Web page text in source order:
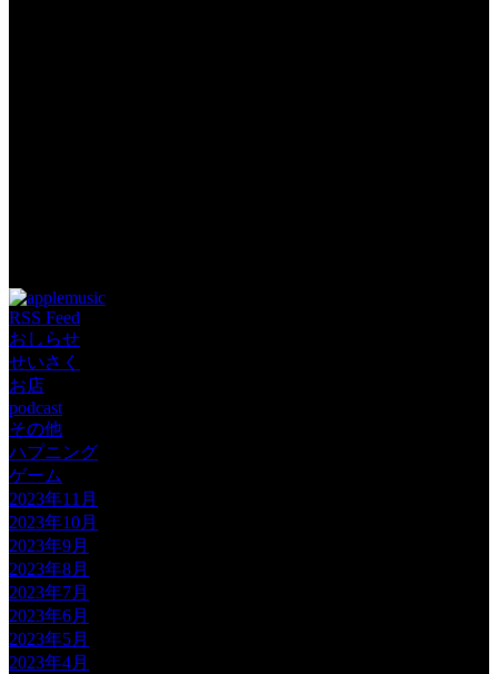
RSS Feed
おしらせ
せいさく
お店
podcast
その他
ハプニング
ゲーム
2023年11月
2023年10月
2023年9月
2023年8月
2023年7月
2023年6月
2023年5月
2023年4月